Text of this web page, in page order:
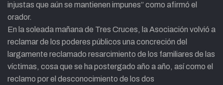
injustas que aún se mantienen impunes” como afirmó el
orador.
En la soleada mañana de Tres Cruces, la Asociación volvió a
reclamar de los poderes públicos una concreción del
largamente reclamado resarcimiento de los familiares de las
víctimas, cosa que se ha postergado año a año, así como el
reclamo por el desconocimiento de los dos